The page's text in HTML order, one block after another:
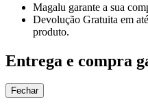
Magalu garante a sua
Devolução Gratuita em
produto.
Entrega e compra
Fechar